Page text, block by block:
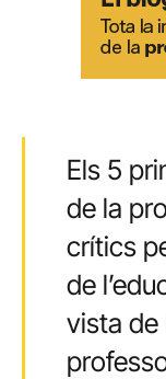
Els 5
de la
crítics
de
vista de